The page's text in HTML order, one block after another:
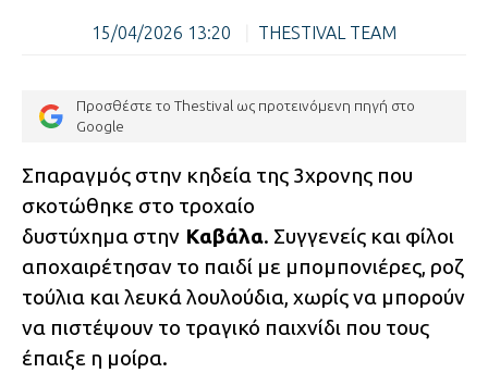
15/04/2026 13:20 THESTIVAL TEAM
Προσθέστε το Thestival ως προτεινόμενη πηγή στο
Google
Σπαραγμός στην κηδεία της 3χρονης που
σκοτώθηκε στο τροχαίο
δυστύχημα στην Καβάλα. Συγγενείς και φίλοι
αποχαιρέτησαν το παιδί με μπομπονιέρες, ροζ
τούλια και λευκά λουλούδια, χωρίς να μπορούν
να πιστέψουν το τραγικό παιχνίδι που τους
έπαιξε η μοίρα.